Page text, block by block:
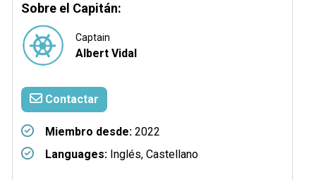
Sobre el Capitán:
Captain
Albert Vidal
Contactar
Miembro desde: 2022
Languages: Inglés, Castellano